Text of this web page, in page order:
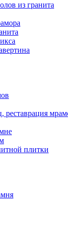
из гранита
реставрация
плитки